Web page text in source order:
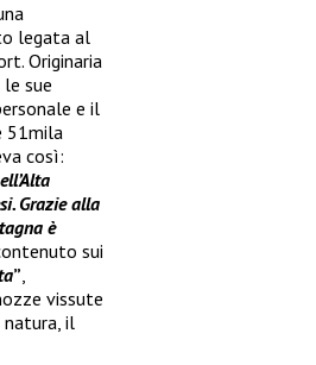
legata al
Originaria
sue
e il
51mila
così:
Grazie alla
è
sui
”,
vissute
il